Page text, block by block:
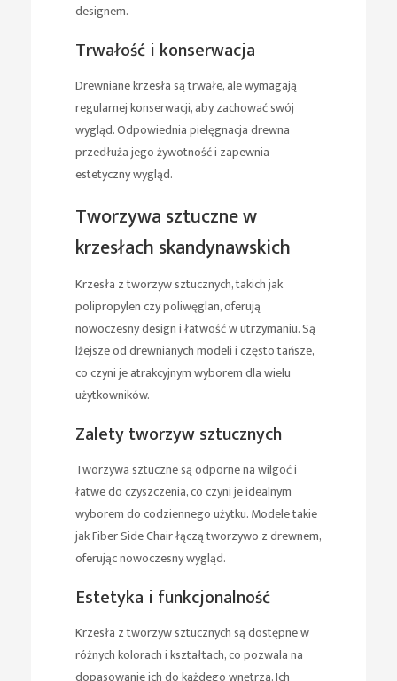
designem.
Trwałość i konserwacja
Drewniane krzesła są trwałe, ale wymagają
regularnej konserwacji, aby zachować swój
wygląd. Odpowiednia pielęgnacja drewna
przedłuża jego żywotność i zapewnia
estetyczny wygląd.
Tworzywa sztuczne w
krzesłach skandynawskich
Krzesła z tworzyw sztucznych, takich jak
polipropylen czy poliwęglan, oferują
nowoczesny design i łatwość w utrzymaniu. Są
lżejsze od drewnianych modeli i często tańsze,
co czyni je atrakcyjnym wyborem dla wielu
użytkowników.
Zalety tworzyw sztucznych
Tworzywa sztuczne są odporne na wilgoć i
łatwe do czyszczenia, co czyni je idealnym
wyborem do codziennego użytku. Modele takie
jak Fiber Side Chair łączą tworzywo z drewnem,
oferując nowoczesny wygląd.
Estetyka i funkcjonalność
Krzesła z tworzyw sztucznych są dostępne w
różnych kolorach i kształtach, co pozwala na